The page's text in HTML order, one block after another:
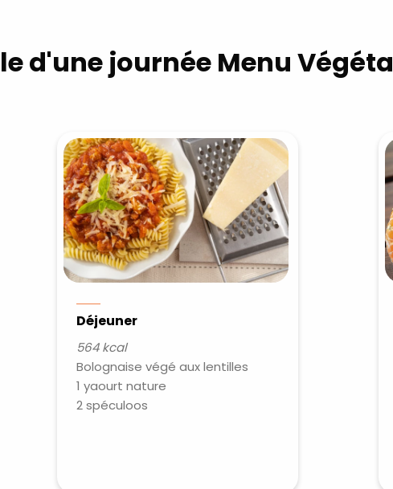
d'une journée Menu
Déjeuner
564 kcal
Bolognaise végé aux lentilles
1 yaourt nature
2 spéculoosRecevez gratuitement
Ainsi que la newsletter promotionnelle